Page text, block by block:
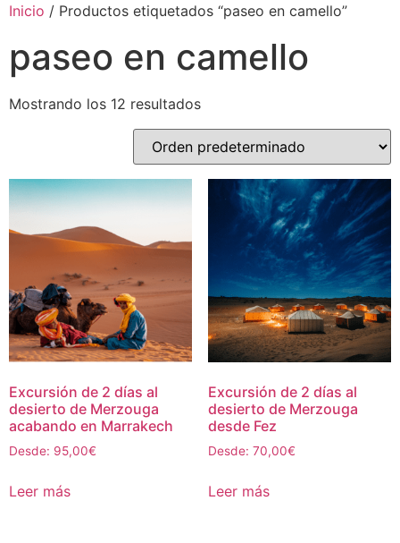
Inicio / Productos etiquetados “paseo en camello”
paseo en camello
Mostrando los 12 resultados
Excursión de 2 días al
desierto de Merzouga
acabando en Marrakech
Desde: 95,00€
Leer más
Excursión de 2 días al
desierto de Merzouga
desde Fez
Desde: 70,00€
Leer más